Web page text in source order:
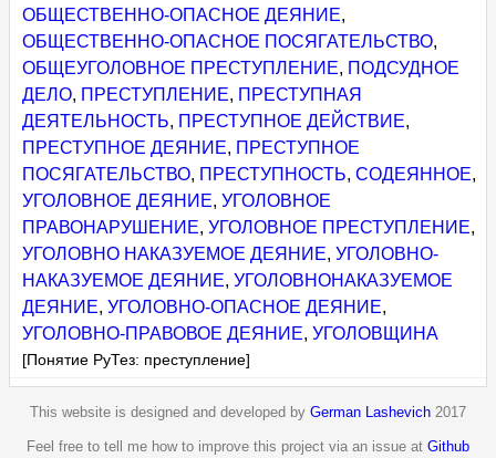
ОБЩЕСТВЕННО-ОПАСНОЕ ДЕЯНИЕ,
ОБЩЕСТВЕННО-ОПАСНОЕ ПОСЯГАТЕЛЬСТВО,
ОБЩЕУГОЛОВНОЕ ПРЕСТУПЛЕНИЕ, ПОДСУДНОЕ
ДЕЛО, ПРЕСТУПЛЕНИЕ, ПРЕСТУПНАЯ
ДЕЯТЕЛЬНОСТЬ, ПРЕСТУПНОЕ ДЕЙСТВИЕ,
ПРЕСТУПНОЕ ДЕЯНИЕ, ПРЕСТУПНОЕ
ПОСЯГАТЕЛЬСТВО, ПРЕСТУПНОСТЬ,СОДЕЯННОЕ,
УГОЛОВНОЕ ДЕЯНИЕ,УГОЛОВНОЕ
ПРАВОНАРУШЕНИЕ,УГОЛОВНОЕ ПРЕСТУПЛЕНИЕ,
УГОЛОВНО НАКАЗУЕМОЕ ДЕЯНИЕ,УГОЛОВНО-
НАКАЗУЕМОЕ ДЕЯНИЕ,УГОЛОВНОНАКАЗУЕМОЕ
ДЕЯНИЕ,УГОЛОВНО-ОПАСНОЕ ДЕЯНИЕ,
УГОЛОВНО-ПРАВОВОЕ ДЕЯНИЕ,УГОЛОВЩИНА
[Понятие РуТез: преступление]
This website is designed and developed by German Lashevich 2017
Feel free to tell me how to improve this project via an issue at Github